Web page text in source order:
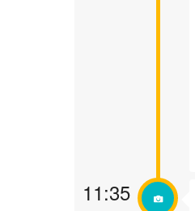
11:35